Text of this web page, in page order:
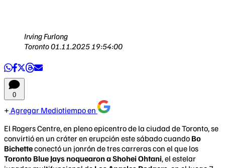
Irving Furlong
Toronto01.11.2025 19:54:00
0
Agregar Mediotiempo en
El Rogers Centre, en pleno epicentro de la ciudad de Toronto, se
convirtió en un cráter en erupción este sábado cuando Bo
Bichetteconectó un jonrón de tres carreras con el que los
Toronto Blue Jays noquearon a Shohei Ohtani, el estelar